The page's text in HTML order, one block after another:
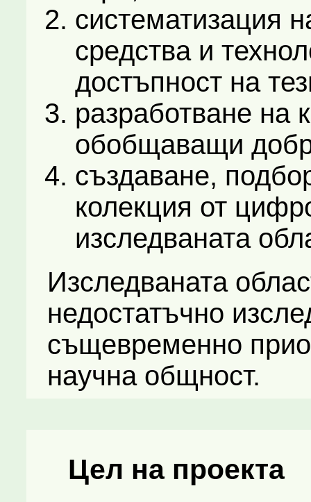
систематизация
средства и
достъпност на
разработване на
обобщаващи
създаване,
колекция от
изследваната
Изследваната
недостатъчно
същевременно
научна общност.
Цел на проекта